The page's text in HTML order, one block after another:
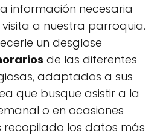
información necesaria
a nuestra parroquia.
un desglose
de las diferentes
adaptados a sus
que busque asistir a la
o en ocasiones
recopilado los datos más